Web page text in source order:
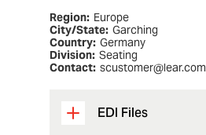
Region: Europe
City/State: Garching
Country: Germany
Division: Seating
Contact: scustomer@lear.com
EDI Files